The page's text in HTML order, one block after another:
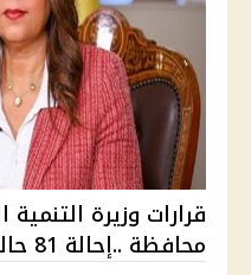
محافظة ..إحالة 81 حالة للنيابات...